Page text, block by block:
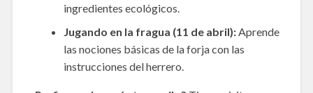
ingredientes ecológicos.
Jugando en la fragua (11 de abril):Aprende
las nociones básicas de la forja con las
instrucciones del herrero.